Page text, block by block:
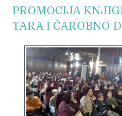
PROMOCIJA
TARA I ČAROBNO